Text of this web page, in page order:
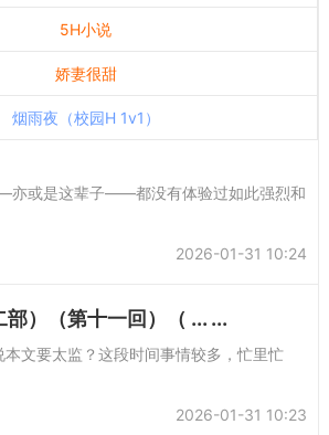
5H小说
娇妻很甜
烟雨夜（校园H 1v1）
或是这辈子——都没有体验过如此强烈和
2026-01-31 10:24
）（第十一回）（ ... ...
文要太监？这段时间事情较多，忙里忙
2026-01-31 10:23